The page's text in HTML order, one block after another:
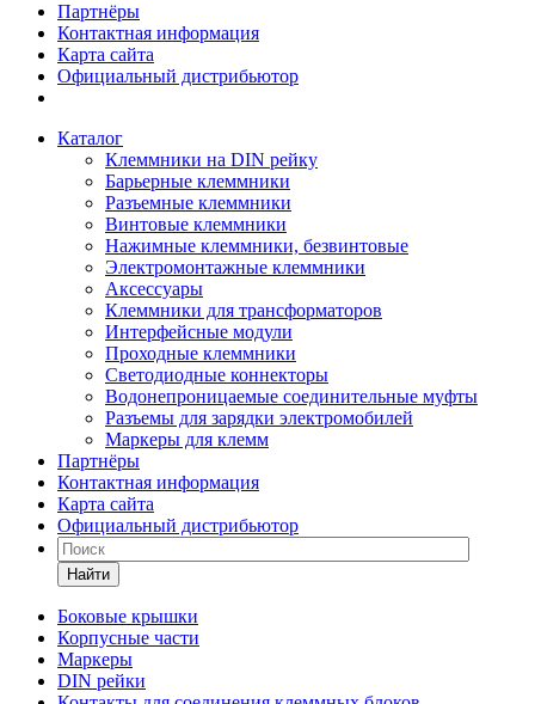
Партнёры
Контактная информация
Карта сайта
Официальный дистрибьютор
Каталог
Клеммники на DIN рейку
Барьерные клеммники
Разъемные клеммники
Винтовые клеммники
Нажимные клеммники, безвинтовые
Электромонтажные клеммники
Аксессуары
Клеммники для трансформаторов
Интерфейсные модули
Проходные клеммники
Светодиодные коннекторы
Водонепроницаемые соединительные муфты
Разъемы для зарядки электромобилей
Маркеры для клемм
Партнёры
Контактная информация
Карта сайта
Официальный дистрибьютор
Найти
Боковые крышки
Корпусные части
Маркеры
DIN рейки